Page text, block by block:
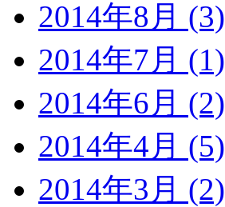
2014年8月 (3)
2014年7月 (1)
2014年6月 (2)
2014年4月 (5)
2014年3月 (2)